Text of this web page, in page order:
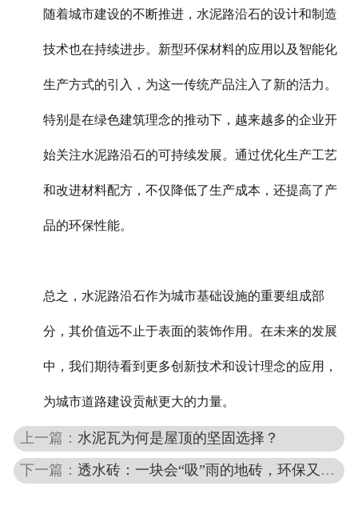
随着城市建设的不断推进，水泥路沿石的设计和制造
技术也在持续进步。新型环保材料的应用以及智能化
生产方式的引入，为这一传统产品注入了新的活力。
特别是在绿色建筑理念的推动下，越来越多的企业开
始关注水泥路沿石的可持续发展。通过优化生产工艺
和改进材料配方，不仅降低了生产成本，还提高了产
品的环保性能。
总之，水泥路沿石作为城市基础设施的重要组成部
分，其价值远不止于表面的装饰作用。在未来的发展
中，我们期待看到更多创新技术和设计理念的应用，
为城市道路建设贡献更大的力量。
上一篇： 水泥瓦为何是屋顶的坚固选择？
下一篇：透水砖：一块会“吸”雨的地砖，环保又实用